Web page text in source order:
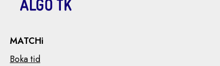
MATCHi
Boka tid